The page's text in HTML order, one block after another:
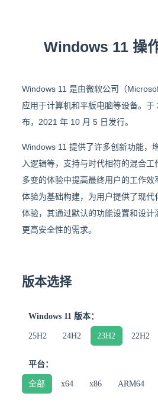
Windows 11 操
Windows 11 是由微软公司（
应用于计算机和平板电脑等设备。
布，2021 年 10 月 5 日发行。
Windows 11 提供了许多创新功能，
入逻辑等，支持与时代相符的混合
多变的体验中提高最终用户的工作效
体验为基础构建，为用户提供了现代
体验，其通过默认的功能设置和设计
更高安全性的需求。
版本选择
Windows 11 版本：
25H2 24H2 23H2 22H2
平台：
全部 x64 x86 ARM64